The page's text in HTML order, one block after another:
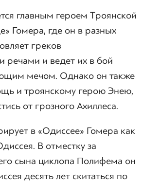
главным героем Троянской
Гомера, где он в разных
греков
речами и ведет их в бой
мечом. Однако он также
и троянскому герою Энею,
от грозного Ахиллеса.
в «Одиссее» Гомера как
В отместку за
сына циклопа Полифема он
десять лет скитаться по